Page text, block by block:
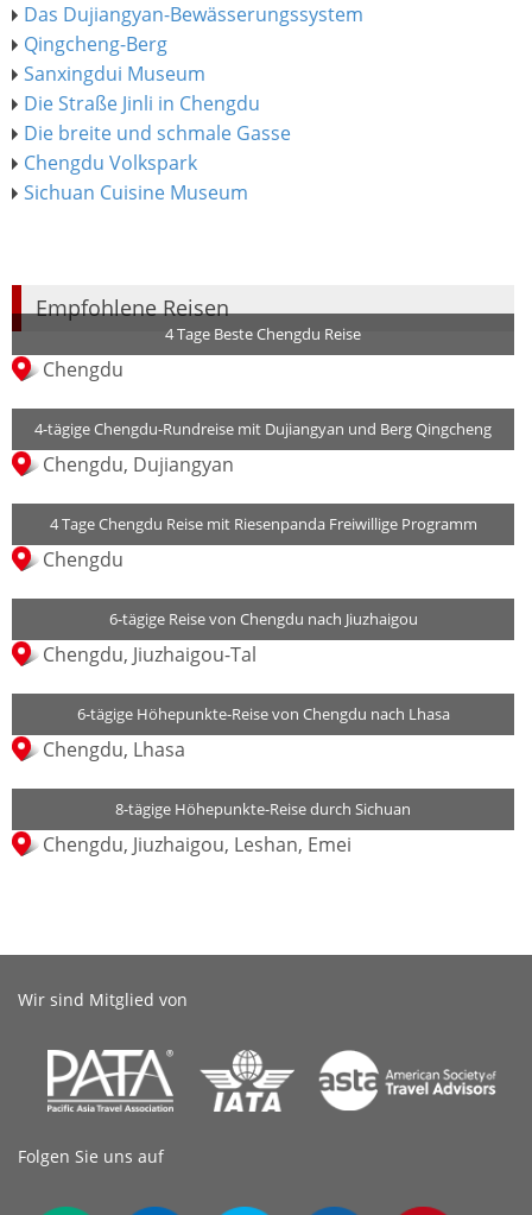
Das Dujiangyan-Bewässerungssystem
Qingcheng-Berg
Sanxingdui Museum
Die Straße Jinli in Chengdu
Die breite und schmale Gasse
Chengdu Volkspark
Sichuan Cuisine Museum
Empfohlene Reisen
4 Tage Beste Chengdu Reise
Chengdu
4-tägige Chengdu-Rundreise mit Dujiangyan und Berg Qingcheng
Chengdu, Dujiangyan
4 Tage Chengdu Reise mit Riesenpanda Freiwillige Programm
Chengdu
6-tägige Reise von Chengdu nach Jiuzhaigou
Chengdu, Jiuzhaigou-Tal
6-tägige Höhepunkte-Reise von Chengdu nach Lhasa
Chengdu, Lhasa
8-tägige Höhepunkte-Reise durch Sichuan
Chengdu, Jiuzhaigou, Leshan, Emei
Wir sind Mitglied von
Folgen Sie uns auf